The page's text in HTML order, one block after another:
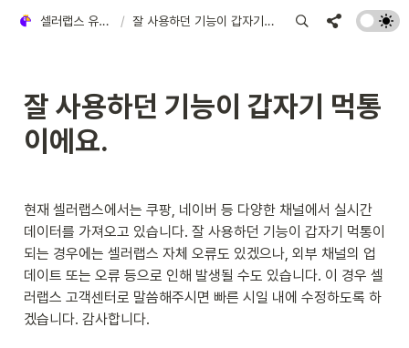
셀러랩스 유저 가이드 / 잘 사용하던 기능이 갑자기 먹통이에요.
잘 사용하던 기능이 갑자기 먹통
이에요.
현재 셀러랩스에서는 쿠팡, 네이버 등 다양한 채널에서 실시간
데이터를 가져오고 있습니다. 잘 사용하던 기능이 갑자기 먹통이
되는 경우에는 셀러랩스 자체 오류도 있겠으나, 외부 채널의 업
데이트 또는 오류 등으로 인해 발생될 수도 있습니다. 이 경우 셀
러랩스 고객센터로 말씀해주시면 빠른 시일 내에 수정하도록 하
겠습니다. 감사합니다.